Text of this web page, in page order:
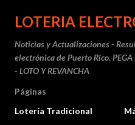
Ir al
LOTERIA
Noticias y Actualizaciones -
electrónica de Puerto Rico. PEGA
- LOTO Y REVANCHA
Páginas
Lotería Tradicional